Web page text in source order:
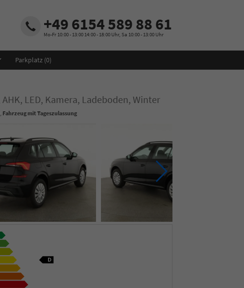
+49 6154 589 88 61
Mo-Fr 10:00 - 13:00 14:00 - 18:00 Uhr, Sa 10:00 - 13:00 Uhr
Parkplatz (0)
LED, Kamera, Ladeboden, Winter
Fahrzeug mit Tageszulassung